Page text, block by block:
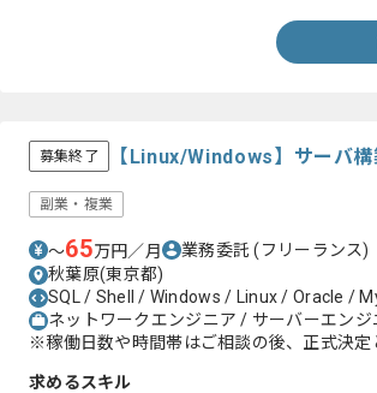
募集終了 【Linux/Windows】サーバ
副業・複業
〜65万円／月 業務委託(フリーランス)
秋葉原(東京都)
SQL / Shell / Windows / Linux / Oracle /
ネットワークエンジニア / サーバーエン
※稼働日数や時間帯はご相談の後、正式決定
求めるスキル